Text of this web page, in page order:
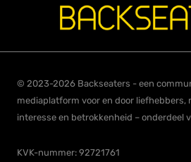
© 2023-2026 Backseaters - een
mediaplatform voor en door liefhebbers,
interesse en betrokkenheid – onderdeel
KVK-nummer: 92721761